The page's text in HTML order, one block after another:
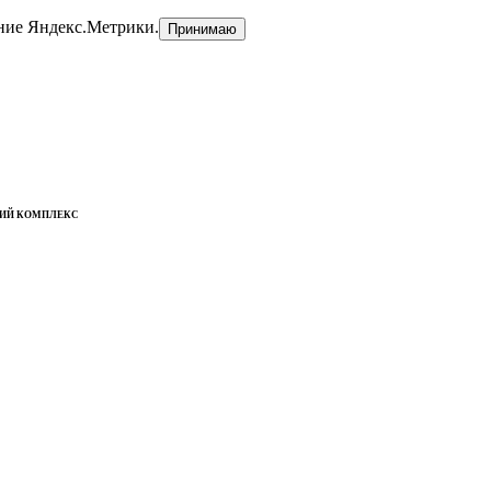
Яндекс.Метрики. Принимаю
КОМПЛЕКС